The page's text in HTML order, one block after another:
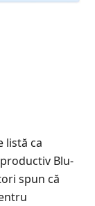
listă ca
Blu-
spun că